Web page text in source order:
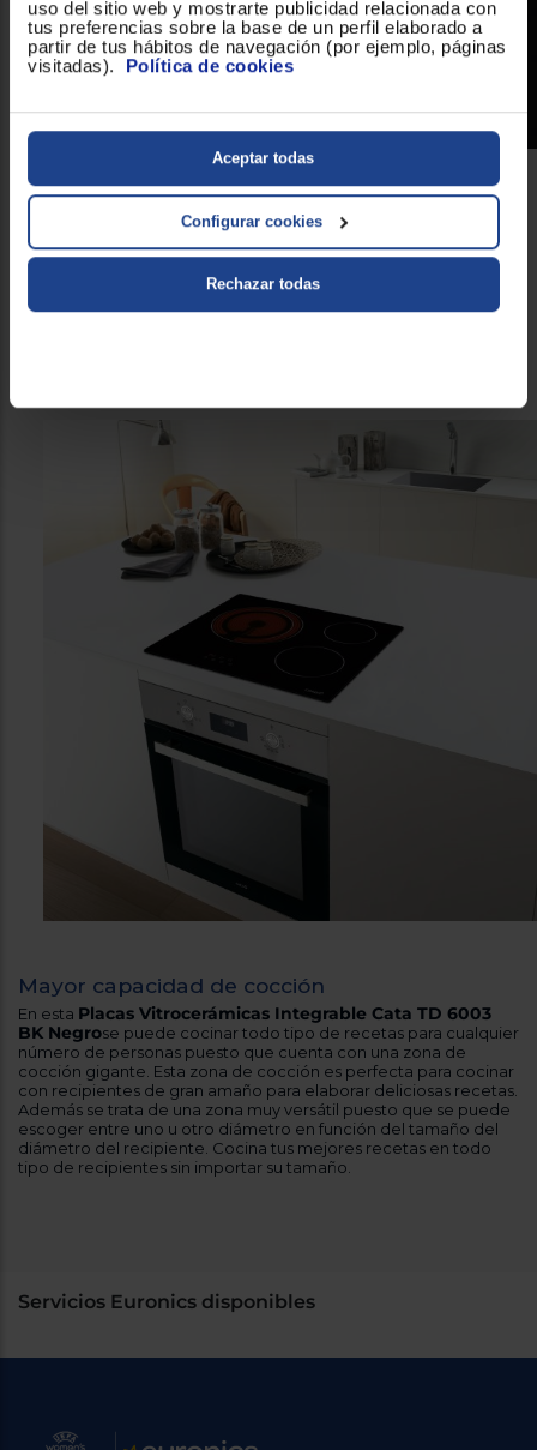
uso del sitio web y mostrarte publicidad relacionada con
tus preferencias sobre la base de un perfil elaborado a
partir de tus hábitos de navegación (por ejemplo, páginas
visitadas). Política de cookies
Aceptar todas
Configurar cookies
Rechazar todas
Selecciona las funciones con tan solo pasar un
dedo
Gracias al Touch Control se puede seleccionar cualquiera de las
funciones que ofrece el Placas Vitrocerámicas Cata Negro TD
6003 BK
Mayor capacidad de cocción
En esta Placas Vitrocerámicas Integrable Cata TD 6003
BK Negrose puede cocinar todo tipo de recetas para cualquier
número de personas puesto que cuenta con una zona de
cocción gigante. Esta zona de cocción es perfecta para cocinar
con recipientes de gran amaño para elaborar deliciosas recetas.
Además se trata de una zona muy versátil puesto que se puede
escoger entre uno u otro diámetro en función del tamaño del
diámetro del recipiente. Cocina tus mejores recetas en todo
tipo de recipientes sin importar su tamaño.
Servicios Euronics disponibles